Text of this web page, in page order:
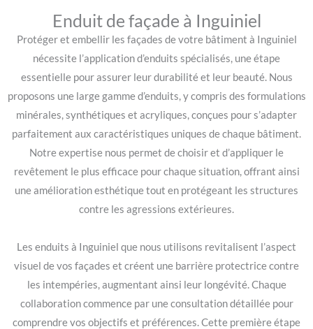
Enduit de façade à Inguiniel
Protéger et embellir les façades de votre bâtiment à Inguiniel
nécessite l’application d’enduits spécialisés, une étape
essentielle pour assurer leur durabilité et leur beauté. Nous
proposons une large gamme d’enduits, y compris des formulations
minérales, synthétiques et acryliques, conçues pour s’adapter
parfaitement aux caractéristiques uniques de chaque bâtiment.
Notre expertise nous permet de choisir et d’appliquer le
revêtement le plus efficace pour chaque situation, offrant ainsi
une amélioration esthétique tout en protégeant les structures
contre les agressions extérieures.
Les enduits à Inguiniel que nous utilisons revitalisent l’aspect
visuel de vos façades et créent une barrière protectrice contre
les intempéries, augmentant ainsi leur longévité. Chaque
collaboration commence par une consultation détaillée pour
comprendre vos objectifs et préférences. Cette première étape